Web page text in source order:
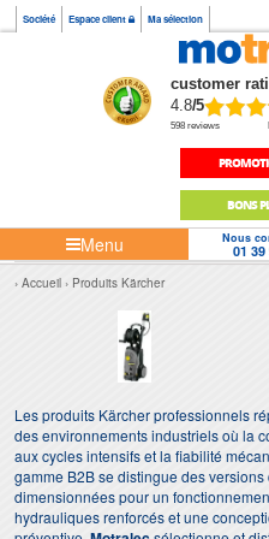
Société Espace client Ma sélection
customer
4.8/5
598 reviews
BONS
Menu Nous
01 39
Accueil Produits Kärcher
Les produits Kärcher professionnels
des environnements industriels où la
aux cycles intensifs et la fiabilité
gamme B2B se distingue des
dimensionnées pour un
hydrauliques renforcés et une